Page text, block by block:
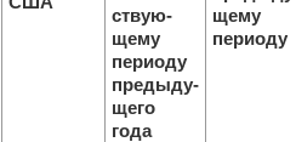
ствую-
щему
периоду
предыду-
щего
года
щему
периоду